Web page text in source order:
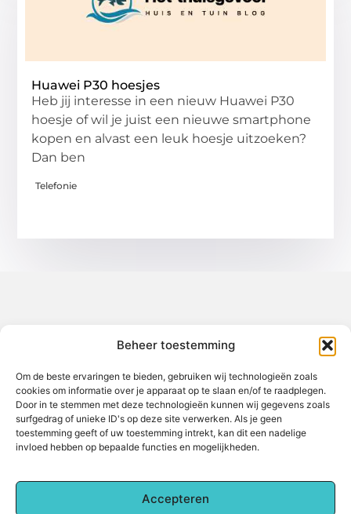
Beheer toestemming
Om de beste ervaringen te bieden, gebruiken wij technologieën zoals
cookies om informatie over je apparaat op te slaan en/of te raadplegen.
Door in te stemmen met deze technologieën kunnen wij gegevens zoals
surfgedrag of unieke ID's op deze site verwerken. Als je geen
toestemming geeft of uw toestemming intrekt, kan dit een nadelige
invloed hebben op bepaalde functies en mogelijkheden.
Accepteren
Huawei P30 hoesjes
Heb jij interesse in een nieuw Huawei P30
hoesje of wil je juist een nieuwe smartphone
kopen en alvast een leuk hoesje uitzoeken?
Dan ben
Telefonie
Jouw gids voor inspiratie en tips uit het dagelijks leven.
Ontdek een brede verzameling blogs en artikelen die je helpen
om het meeste uit elke dag te halen, met praktische adviezen
en verrassende inzichten.
Bericht categorie
Main Links